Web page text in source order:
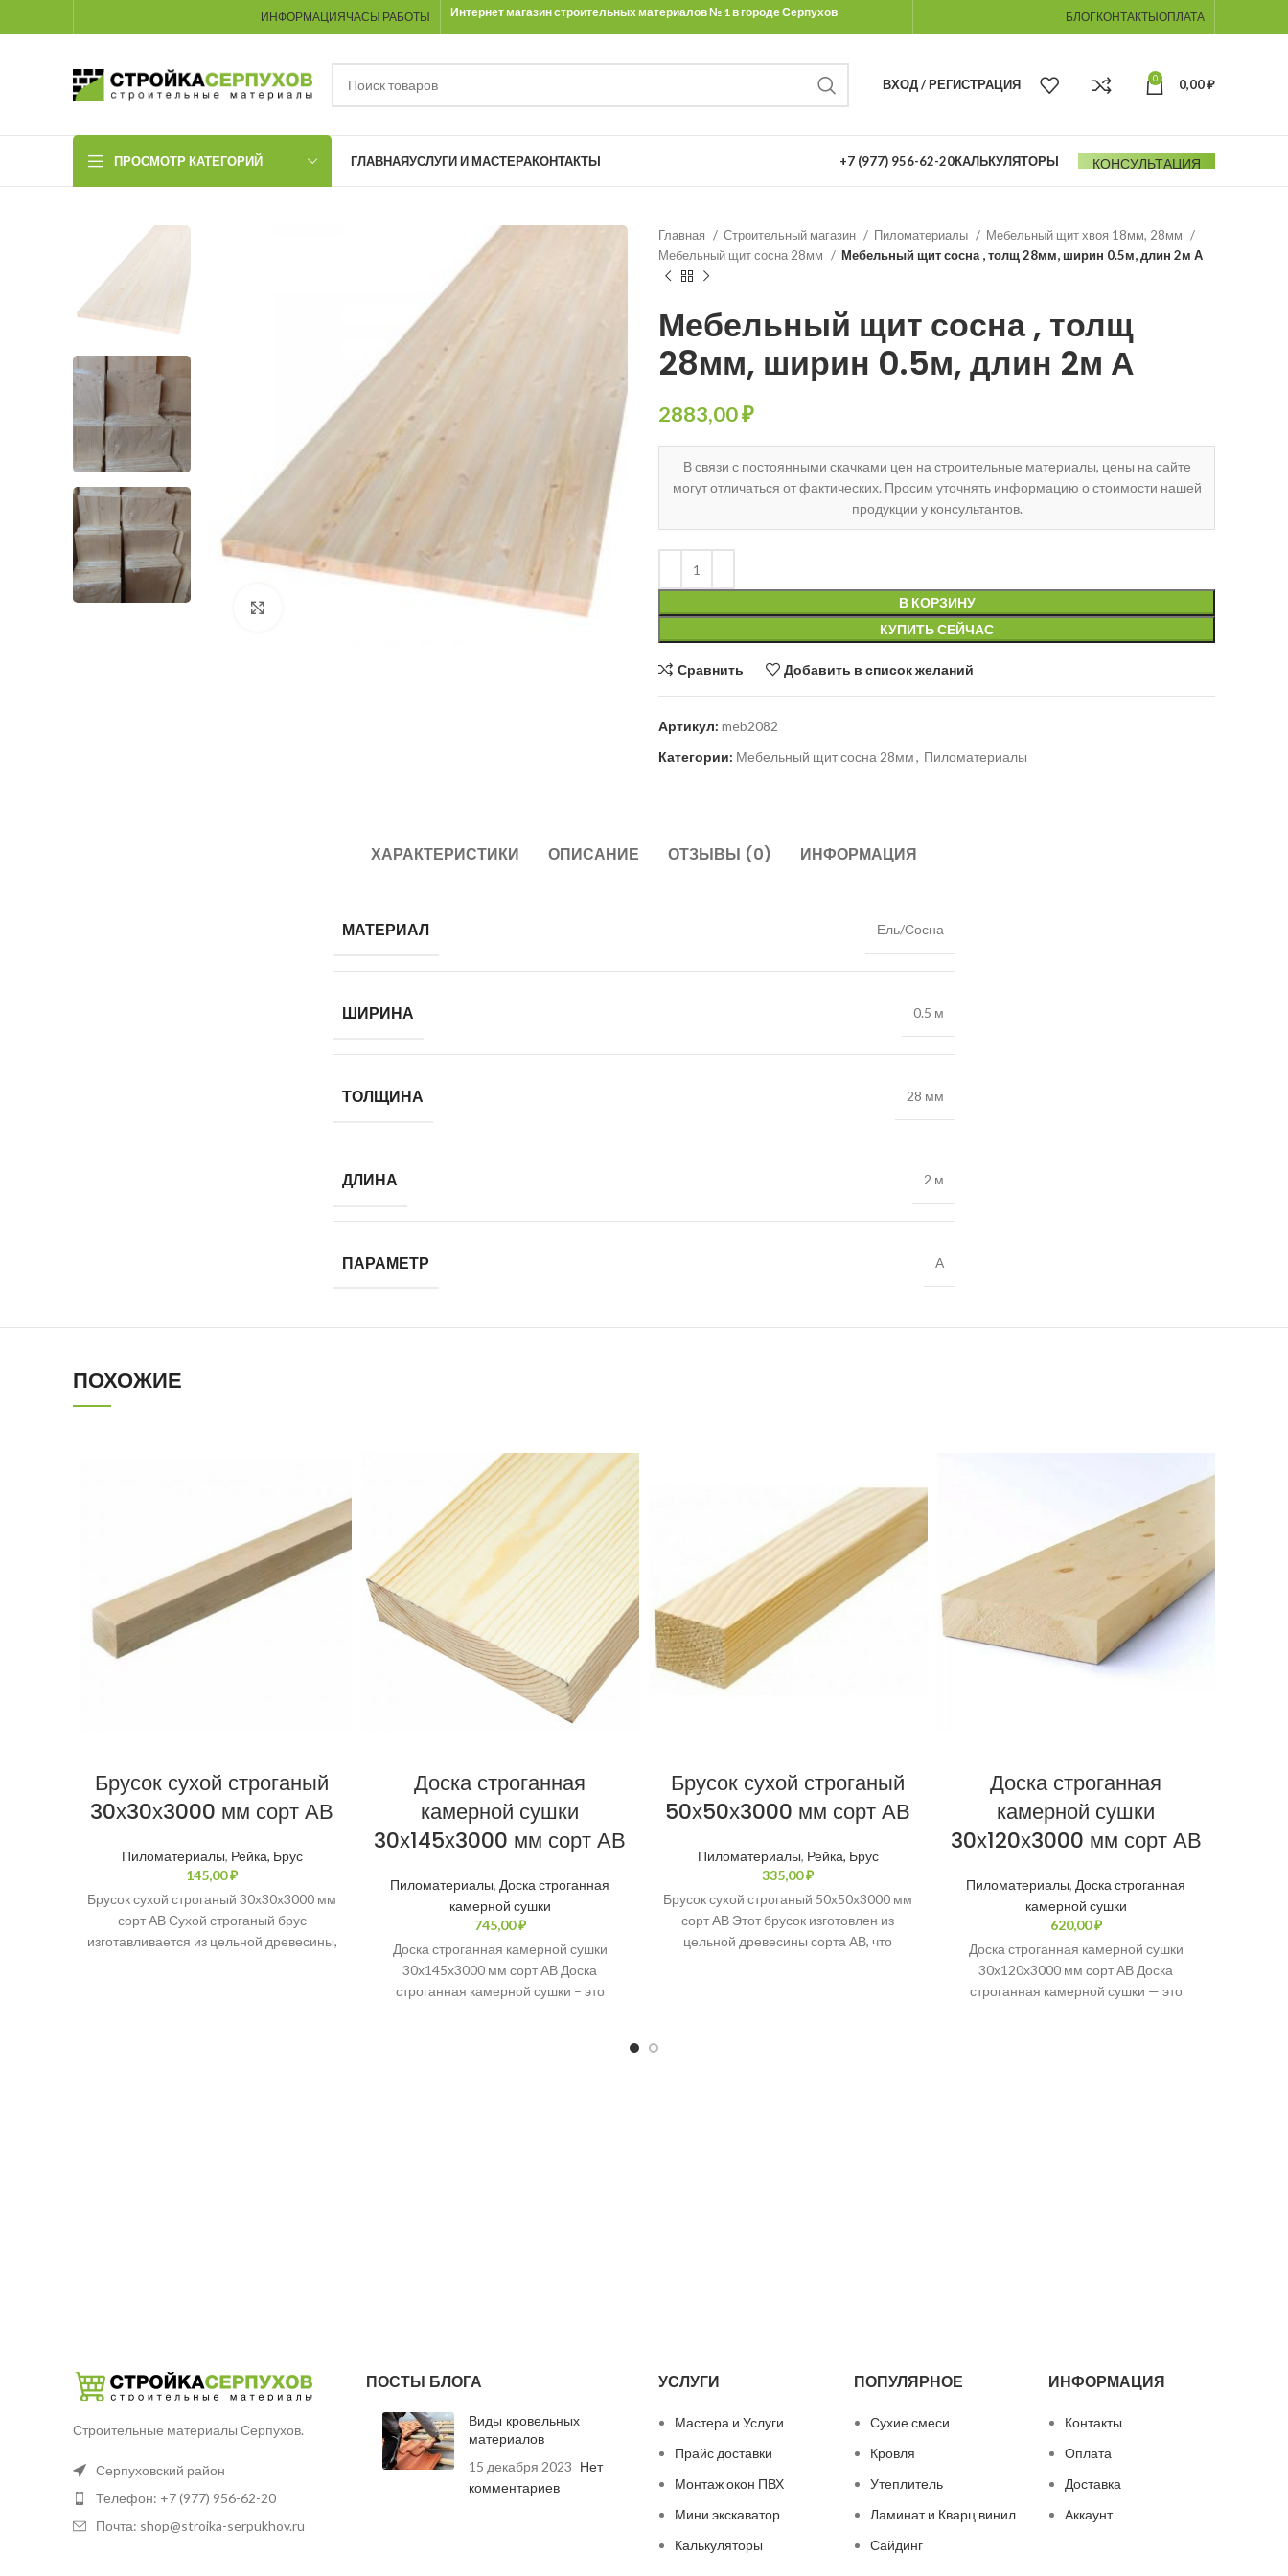
ИНФОРМАЦИЯЧАСЫ РАБОТЫ Интернет магазин строительных материалов № 1 в городе Серпухов БЛОГКОНТАКТЫОПЛАТА
ВХОД / РЕГИСТРАЦИЯ 0 0,00₽
ПРОСМОТР КАТЕГОРИЙ ГЛАВНАЯУСЛУГИ И МАСТЕРАКОНТАКТЫ +7 (977) 956-62-20КАЛЬКУЛЯТОРЫ КОНСУЛЬТАЦИЯ
Главная Строительный магазин Пиломатериалы
Мебельный щит хвоя 18мм, 28мм
Мебельный щит сосна 28мм
Мебельный щит сосна , толщ 28мм, ширин 0.5м, длин 2м А
Мебельный щит сосна , толщ
28мм, ширин 0.5м, длин 2м А
₽
В связи с постоянными скачками цен на строительные материалы, цены на сайте
могут отличаться от фактических. Просим уточнять информацию о стоимости нашей
продукции у консультантов.
В КОРЗИНУ
КУПИТЬ СЕЙЧАС
Сравнить Добавить в список желаний
Артикул: meb2082
Категории: Мебельный щит сосна 28мм, Пиломатериалы
ХАРАКТЕРИСТИКИ ОПИСАНИЕ ОТЗЫВЫ (0) ИНФОРМАЦИЯ
МАТЕРИАЛ Ель/Сосна
ШИРИНА 0.5 м
ТОЛЩИНА 28 мм
ДЛИНА 2 м
ПАРАМЕТР А
ПОХОЖИЕ
Брусок сухой строганый
30х30х3000 мм сорт АВ
Пиломатериалы, Рейка, Брус
₽
Брусок сухой строганый 30х30х3000 мм
сорт АВ Сухой строганый брус
изготавливается из цельной древесины,
Доска строганная
камерной сушки
30х145х3000 мм сорт АВ
Пиломатериалы, Доска строганная
камерной сушки
₽
Доска строганная камерной сушки
30х145х3000 мм сорт АВ Доска
строганная камерной сушки – это
Брусок сухой строганый
50х50х3000 мм сорт АВ
Пиломатериалы, Рейка, Брус
₽
Брусок сухой строганый 50х50х3000 мм
сорт АВ Этот брусок изготовлен из
цельной древесины сорта АВ, что
Доска строганная
камерной сушки
30х120х3000 мм сорт АВ
Пиломатериалы, Доска строганная
камерной сушки
₽
Доска строганная камерной сушки
30х120х3000 мм сорт АВ Доска
строганная камерной сушки — это
Строительные материалы Серпухов.
Серпуховский район
Телефон: +7 (977) 956-62-20
Почта: shop@stroika-serpukhov.ru
ПОСТЫ БЛОГА
Виды кровельных
материалов
15 декабря 2023 Нет
комментариев
УСЛУГИ
Мастера и Услуги
Прайс доставки
Монтаж окон ПВХ
Мини экскаватор
Калькуляторы
ПОПУЛЯРНОЕ
Сухие смеси
Кровля
Утеплитель
Ламинат и Кварц винил
Сайдинг
ИНФОРМАЦИЯ
Контакты
Оплата
Доставка
Аккаунт